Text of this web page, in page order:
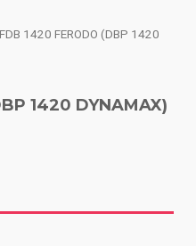
1420 FERODO (DBP 1420
1420 DYNAMAX)